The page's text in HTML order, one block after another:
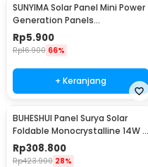
SUNYIMA Solar Panel Mini Power
Generation Panels
Polycrystalline 1W 2V - SN3
Rp5.900
Rp16.900 66%
+ Keranjang
BUHESHUI Panel Surya Solar
Foldable Monocrystalline 14W -
CP-14
Rp308.800
Rp423.900 28%